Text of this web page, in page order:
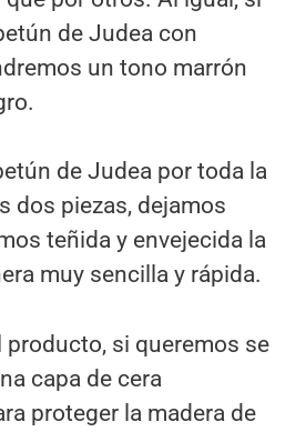
de Judea con
un tono marrón
de Judea por toda la
dos piezas, dejamos
teñida y envejecida la
muy sencilla y rápida.
producto, si queremos se
capa de cera
proteger la madera de